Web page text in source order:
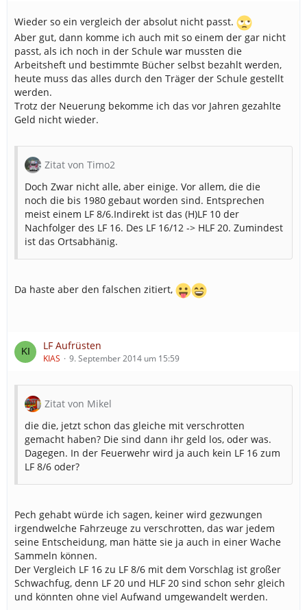
Wieder so ein vergleich der absolut nicht passt.
Aber gut, dann komme ich auch mit so einem der gar nicht
passt, als ich noch in der Schule war mussten die
Arbeitsheft und bestimmte Bücher selbst bezahlt werden,
heute muss das alles durch den Träger der Schule gestellt
werden.
Trotz der Neuerung bekomme ich das vor Jahren gezahlte
Geld nicht wieder.
Zitat von Timo2
Doch Zwar nicht alle, aber einige. Vor allem, die die
noch die bis 1980 gebaut worden sind. Entsprechen
meist einem LF 8/6.Indirekt ist das (H)LF 10 der
Nachfolger des LF 16. Des LF 16/12 -> HLF 20. Zumindest
ist das Ortsabhänig.
Da haste aber den falschen zitiert,
LF Aufrüsten
KIAS 9. September 2014 um 15:59
Zitat von Mikel
die die, jetzt schon das gleiche mit verschrotten
gemacht haben? Die sind dann ihr geld los, oder was.
Dagegen. In der Feuerwehr wird ja auch kein LF 16 zum
LF 8/6 oder?
Pech gehabt würde ich sagen, keiner wird gezwungen
irgendwelche Fahrzeuge zu verschrotten, das war jedem
seine Entscheidung, man hätte sie ja auch in einer Wache
Sammeln können.
Der Vergleich LF 16 zu LF 8/6 mit dem Vorschlag ist großer
Schwachfug, denn LF 20 und HLF 20 sind schon sehr gleich
und könnten ohne viel Aufwand umgewandelt werden.